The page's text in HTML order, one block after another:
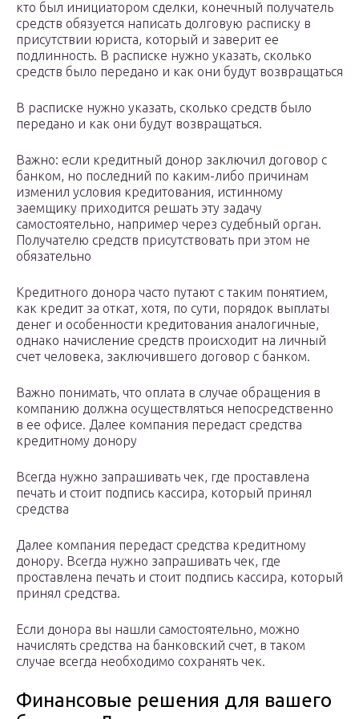
кто был инициатором сделки, конечный получатель
средств обязуется написать долговую расписку в
присутствии юриста, который и заверит ее
подлинность. В расписке нужно указать, сколько
средств было передано и как они будут возвращаться
В расписке нужно указать, сколько средств было
передано и как они будут возвращаться.
Важно: если кредитный донор заключил договор с
банком, но последний по каким-либо причинам
изменил условия кредитования, истинному
заемщику приходится решать эту задачу
самостоятельно, например через судебный орган.
Получателю средств присутствовать при этом не
обязательно
Кредитного донора часто путают с таким понятием,
как кредит за откат, хотя, по сути, порядок выплаты
денег и особенности кредитования аналогичные,
однако начисление средств происходит на личный
счет человека, заключившего договор с банком.
Важно понимать, что оплата в случае обращения в
компанию должна осуществляться непосредственно
в ее офисе. Далее компания передаст средства
кредитному донору
Всегда нужно запрашивать чек, где проставлена
печать и стоит подпись кассира, который принял
средства
Далее компания передаст средства кредитному
донору. Всегда нужно запрашивать чек, где
проставлена печать и стоит подпись кассира, который
принял средства.
Если донора вы нашли самостоятельно, можно
начислять средства на банковский счет, в таком
случае всегда необходимо сохранять чек.
Финансовые решения для вашего